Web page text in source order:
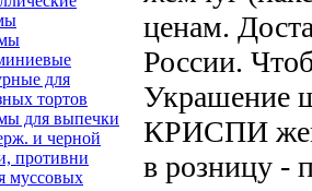
для
тортов
для выпечки
и черной
противни
муссовых
ценам.
России.
Украшение
КРИСПИ
в розницу -